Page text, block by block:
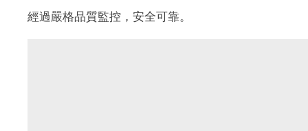
經過嚴格品質監控，安全可靠。